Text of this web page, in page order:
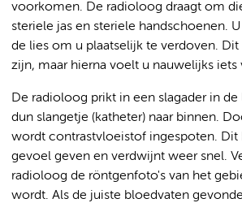
voorkomen. De radioloog draagt om
steriele jas en steriele handschoenen.
de lies om u plaatselijk te verdoven.
zijn, maar hierna voelt u nauwelijks iets
De radioloog prikt in een slagader in
dun slangetje (katheter) naar binnen.
wordt contrastvloeistof ingespoten. Dit
gevoel geven en verdwijnt weer snel.
radioloog de röntgenfoto's van het
wordt. Als de juiste bloedvaten